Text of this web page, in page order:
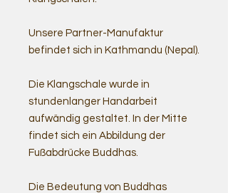
Unsere Partner-Manufaktur
befindet sich in Kathmandu (Nepal).
Die Klangschale wurde in
stundenlanger Handarbeit
aufwändig gestaltet. In der Mitte
findet sich ein Abbildung der
Fußabdrücke Buddhas.
Die Bedeutung von Buddhas